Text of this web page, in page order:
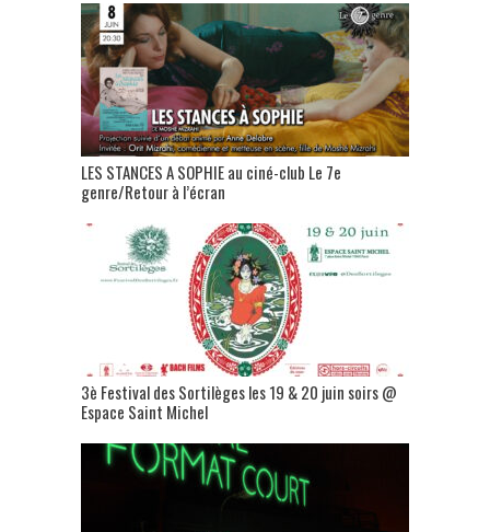
LES STANCES A SOPHIE au ciné-club Le 7e
genre/Retour à l’écran
3è Festival des Sortilèges les 19 & 20 juin soirs @
Espace Saint Michel